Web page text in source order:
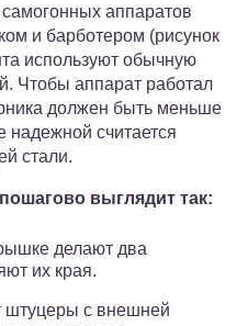
аппаратов
и барботером (рисунок
используют обычную
Чтобы аппарат работал
должен быть меньше
надежной считается
стали.
выглядит так:
делают два
их края.
штуцеры с внешней